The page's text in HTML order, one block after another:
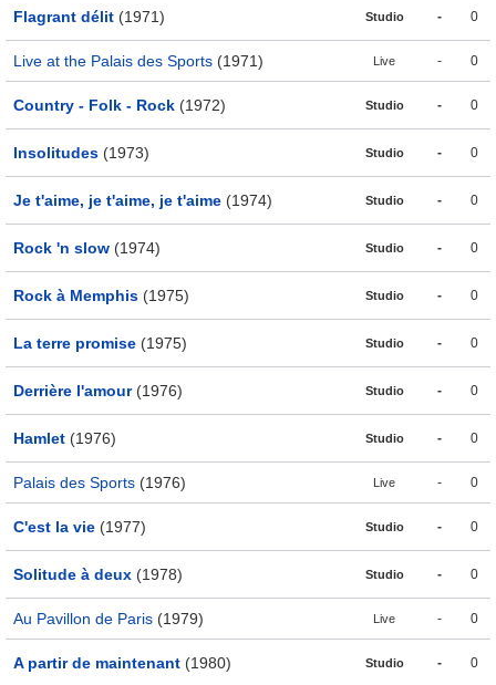
Flagrant délit (1971) Studio - 0
Live at the Palais des Sports (1971) Live - 0
Country - Folk - Rock (1972) Studio - 0
Insolitudes (1973) Studio - 0
Je t'aime, je t'aime, je t'aime (1974) Studio - 0
Rock 'n slow (1974) Studio - 0
Rock à Memphis (1975) Studio - 0
La terre promise (1975) Studio - 0
Derrière l'amour(1976) Studio - 0
Hamlet (1976) Studio - 0
Palais des Sports (1976) Live - 0
C'est la vie (1977) Studio - 0
Solitude à deux (1978) Studio - 0
Au Pavillon de Paris (1979) Live - 0
A partir de maintenant (1980) Studio - 0